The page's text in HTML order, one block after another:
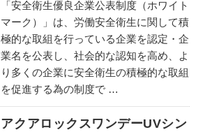
「安全衛生優良企業公表制度（ホワイト
マーク）」は、労働安全衛生に関して積
極的な取組を行っている企業を認定・企
業名を公表し、社会的な認知を高め、よ
り多くの企業に安全衛生の積極的な取組
を促進する為の制度で …
アクアロックスワンデーUVシン